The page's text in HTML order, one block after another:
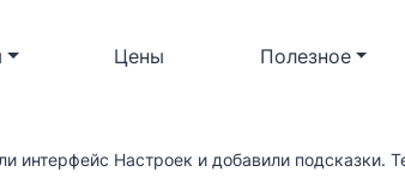
Цены Полезное
интерфейс Настроек и добавили подсказки.